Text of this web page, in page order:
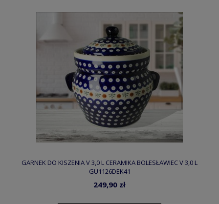
GARNEK DO KISZENIA V 3,0 L CERAMIKA BOLESŁAWIEC V 3,0 L
GU1126DEK41
249,90 zł